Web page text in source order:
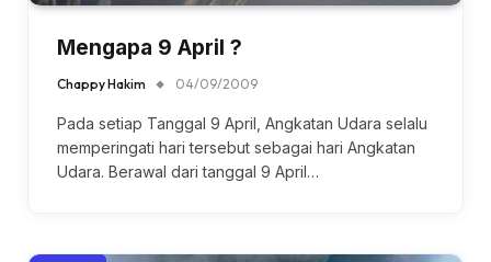
Mengapa 9 April ?
Chappy Hakim 04/09/2009
Pada setiap Tanggal 9 April, Angkatan Udara selalu
memperingati hari tersebut sebagai hari Angkatan
Udara. Berawal dari tanggal 9 April…